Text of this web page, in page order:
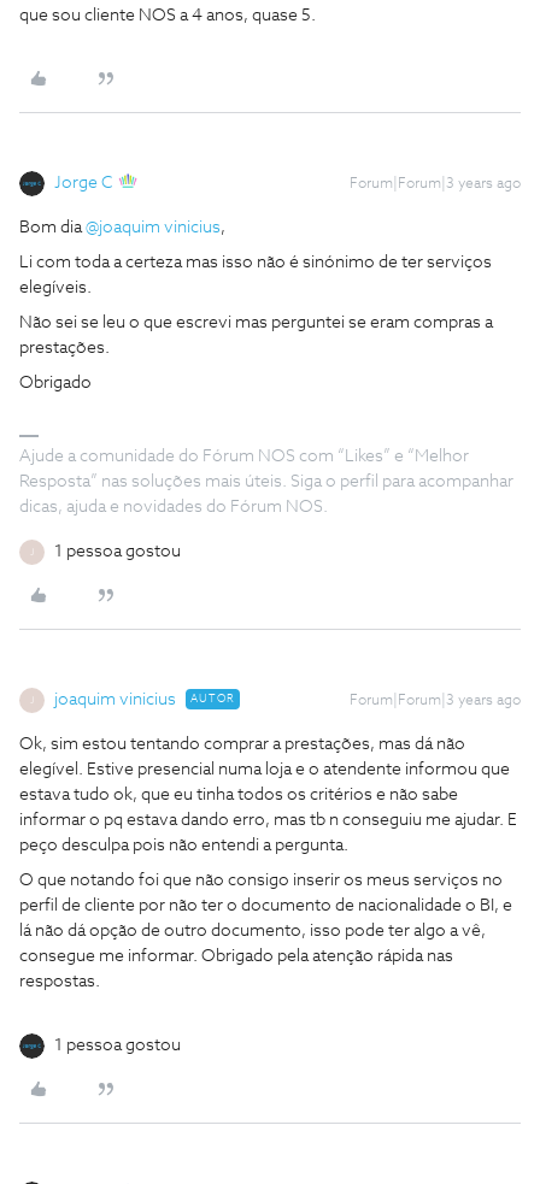
que sou cliente NOS a 4 anos, quase 5.
Jorge C Forum|Forum|3 years ago
Bom dia@joaquim vinicius,
Li com toda a certeza mas isso não é sinónimo de ter serviços
elegíveis.
Não sei se leu o que escrevi mas perguntei se eram compras a
prestações.
Obrigado
Ajude a comunidade do Fórum NOS com “Likes” e “Melhor
Resposta” nas soluções mais úteis. Siga o perfil para acompanhar
dicas, ajuda e novidades do Fórum NOS.
1 pessoa gostou
joaquim vinicius AUTOR Forum|Forum|3 years ago
Ok, sim estou tentando comprar a prestações, mas dá não
elegível. Estive presencial numa loja e o atendente informou que
estava tudo ok, que eu tinha todos os critérios e não sabe
informar o pq estava dando erro, mas tb n conseguiu me ajudar. E
peço desculpa pois não entendi a pergunta.
O que notando foi que não consigo inserir os meus serviços no
perfil de cliente por não ter o documento de nacionalidade o BI, e
lá não dá opção de outro documento, isso pode ter algo a vê,
consegue me informar. Obrigado pela atenção rápida nas
respostas.
1 pessoa gostou